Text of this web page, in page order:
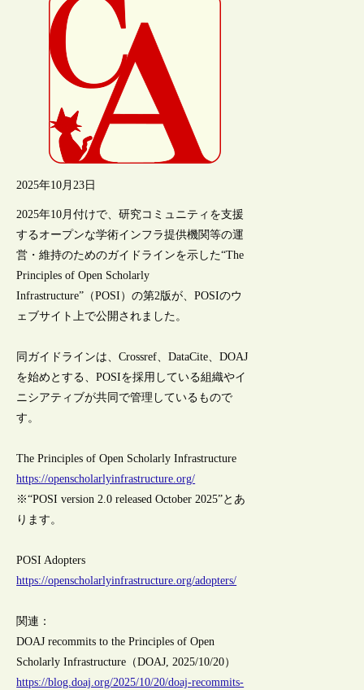
2025年10月23日
2025年10月付けで、研究コミュニティを支援
するオープンな学術インフラ提供機関等の運
営・維持のためのガイドラインを示した“The
Principles of Open Scholarly
Infrastructure”（POSI）の第2版が、POSIのウ
ェブサイト上で公開されました。
同ガイドラインは、Crossref、DataCite、DOAJ
を始めとする、POSIを採用している組織やイ
ニシアティブが共同で管理しているもので
す。
The Principles of Open Scholarly Infrastructure
https://openscholarlyinfrastructure.org/
※“POSI version 2.0 released October 2025”とあ
ります。
POSI Adopters
https://openscholarlyinfrastructure.org/adopters/
関連：
DOAJ recommits to the Principles of Open
Scholarly Infrastructure（DOAJ, 2025/10/20）
https://blog.doaj.org/2025/10/20/doaj-recommits-